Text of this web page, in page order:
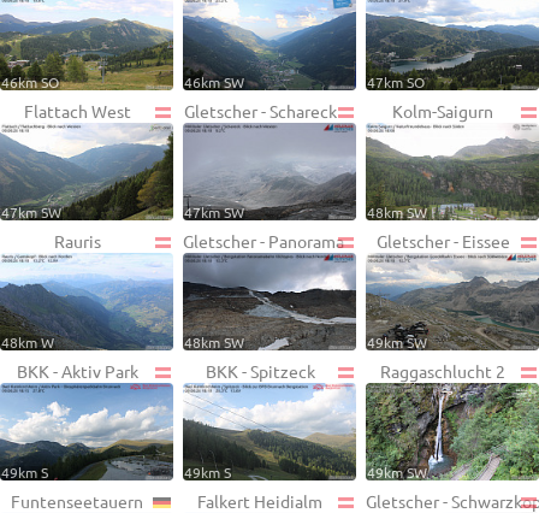
46km SO 46km SW 47km SO
Flattach West
47km SW
Gletscher - Schareck
47km SW
Kolm-Saigurn
48km SW
Rauris
48km W
Gletscher - Panorama
48km SW
Gletscher - Eissee
49km SW
BKK - Aktiv Park
49km S
BKK - Spitzeck
49km S
Raggaschlucht 2
49km SW
Funtenseetauern Falkert Heidialm Gletscher -